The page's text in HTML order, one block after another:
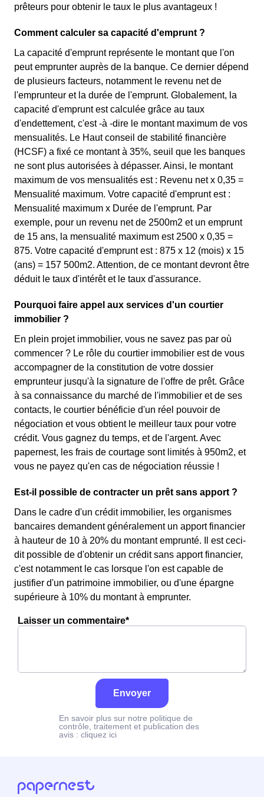
prêteurs pour obtenir le taux le plus avantageux !
Comment calculer sa capacité d'emprunt ?
La capacité d'emprunt représente le montant que l'on
peut emprunter auprès de la banque. Ce dernier dépend
de plusieurs facteurs, notamment le revenu net de
l'emprunteur et la durée de l'emprunt. Globalement, la
capacité d'emprunt est calculée grâce au taux
d'endettement, c'est -à -dire le montant maximum de vos
mensualités. Le Haut conseil de stabilité financière
(HCSF) a fixé ce montant à 35%, seuil que les banques
ne sont plus autorisées à dépasser. Ainsi, le montant
maximum de vos mensualités est : Revenu net x 0,35 =
Mensualité maximum. Votre capacité d'emprunt est :
Mensualité maximum x Durée de l'emprunt. Par
exemple, pour un revenu net de 2500m2 et un emprunt
de 15 ans, la mensualité maximum est 2500 x 0,35 =
875. Votre capacité d'emprunt est : 875 x 12 (mois) x 15
(ans) = 157 500m2. Attention, de ce montant devront être
déduit le taux d'intérêt et le taux d'assurance.
Pourquoi faire appel aux services d'un courtier
immobilier ?
En plein projet immobilier, vous ne savez pas par où
commencer ? Le rôle du courtier immobilier est de vous
accompagner de la constitution de votre dossier
emprunteur jusqu'à la signature de l'offre de prêt. Grâce
à sa connaissance du marché de l'immobilier et de ses
contacts, le courtier bénéficie d'un réel pouvoir de
négociation et vous obtient le meilleur taux pour votre
crédit. Vous gagnez du temps, et de l'argent. Avec
papernest, les frais de courtage sont limités à 950m2, et
vous ne payez qu'en cas de négociation réussie !
Est-il possible de contracter un prêt sans apport ?
Dans le cadre d'un crédit immobilier, les organismes
bancaires demandent généralement un apport financier
à hauteur de 10 à 20% du montant emprunté. Il est ceci-
dit possible de d'obtenir un crédit sans apport financier,
c'est notamment le cas lorsque l'on est capable de
justifier d'un patrimoine immobilier, ou d'une épargne
supérieure à 10% du montant à emprunter.
Laisser un commentaire*
Envoyer
En savoir plus sur notre politique de
contrôle, traitement et publication des
avis : cliquez ici